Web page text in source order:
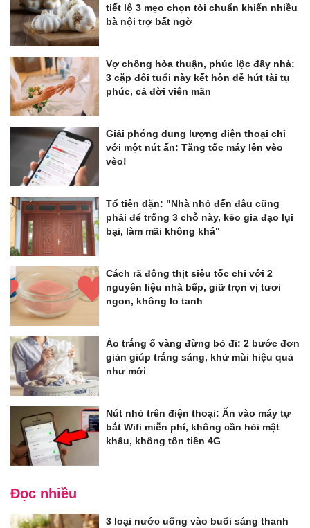
tiết lộ 3 mẹo chọn tỏi chuẩn khiến nhiều
bà nội trợ bất ngờ
Vợ chồng hòa thuận, phúc lộc đầy nhà:
3 cặp đôi tuổi này kết hôn dễ hút tài tụ
phúc, cả đời viên mãn
Giải phóng dung lượng điện thoại chỉ
với một nút ấn: Tăng tốc máy lên vèo
vèo!
Tổ tiên dặn: "Nhà nhỏ đến đâu cũng
phải để trống 3 chỗ này, kẻo gia đạo lụi
bại, làm mãi không khá"
Cách rã đông thịt siêu tốc chỉ với 2
nguyên liệu nhà bếp, giữ trọn vị tươi
ngon, không lo tanh
Áo trắng ố vàng đừng bỏ đi: 2 bước đơn
giản giúp trắng sáng, khử mùi hiệu quả
như mới
Nút nhỏ trên điện thoại: Ấn vào máy tự
bắt Wifi miễn phí, không cần hỏi mật
khẩu, không tốn tiền 4G
Đọc nhiều
3 loại nước uống vào buổi sáng thanh